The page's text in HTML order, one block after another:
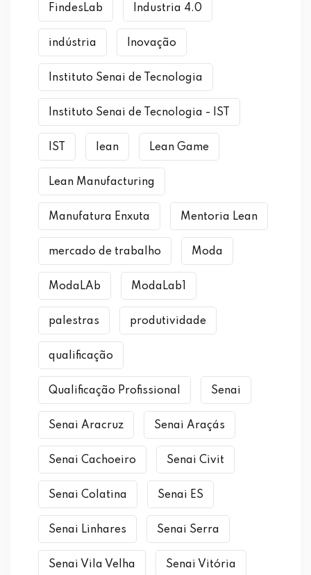
FindesLab Industria 4.0
indústria Inovação
Instituto Senai de Tecnologia
Instituto Senai de Tecnologia - IST
IST lean Lean Game
Lean Manufacturing
Manufatura Enxuta Mentoria Lean
mercado de trabalho Moda
ModaLAb ModaLab1
palestras produtividade
qualificação
Qualificação Profissional Senai
Senai Aracruz Senai Araçás
Senai Cachoeiro Senai Civit
Senai Colatina Senai ES
Senai Linhares Senai Serra
Senai Vila Velha Senai Vitória